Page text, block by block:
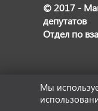
© 2017 -
депутатов
Отдел по
Мы